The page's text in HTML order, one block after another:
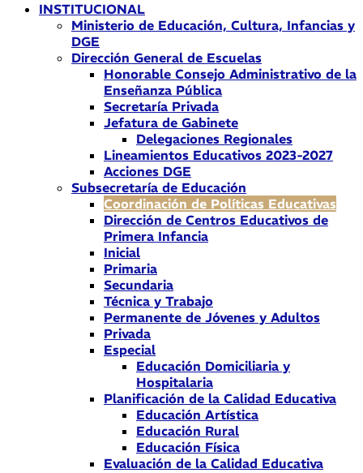
INSTITUCIONAL
Ministerio de Educación, Cultura, Infancias y
DGE
Dirección General de Escuelas
Honorable Consejo Administrativo de la
Enseñanza Pública
Secretaría Privada
Jefatura de Gabinete
Delegaciones Regionales
Lineamientos Educativos 2023-2027
Acciones DGE
Subsecretaría de Educación
Coordinación de Políticas Educativas
Dirección de Centros Educativos de
Primera Infancia
Inicial
Primaria
Secundaria
Técnica y Trabajo
Permanente de Jóvenes y Adultos
Privada
Especial
Educación Domiciliaria y
Hospitalaria
Planificación de la Calidad Educativa
Educación Artística
Educación Rural
Educación Física
Evaluación de la Calidad Educativa